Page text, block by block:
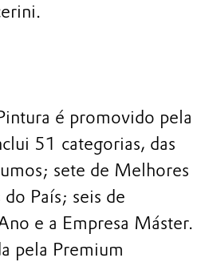
é promovido pela
51 categorias, das
sete de Melhores
País; seis de
e a Empresa Máster.
pela Premium